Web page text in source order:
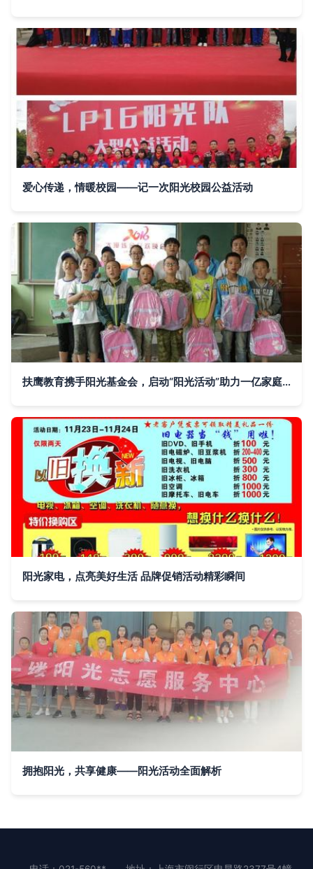
爱心传递，情暖校园——记一次阳光校园公益活动
扶鹰教育携手阳光基金会，启动“阳光活动”助力一亿家庭幸福成长
阳光家电，点亮美好生活 品牌促销活动精彩瞬间
拥抱阳光，共享健康——阳光活动全面解析